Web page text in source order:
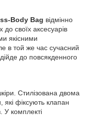
Body Bag відмінно
до своїх аксесуарів
якісними
в той же час сучасний
до повсякденного
Стилізована двома
фіксують клапан
У комплекті